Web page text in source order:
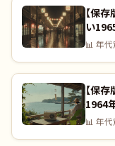
【保存
い
完全
📊 年代
【保存
1964
すか？
📊 年代